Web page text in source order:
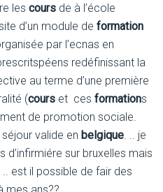
les coursde à l’école
d’un module de formation
par l’ecnas en
redéfinissant la
au terme d’une première
(courset ces formations
de promotion sociale.
valide en belgique. .. je
sur bruxelles mais
.. est il possible de fair des
mes ans??